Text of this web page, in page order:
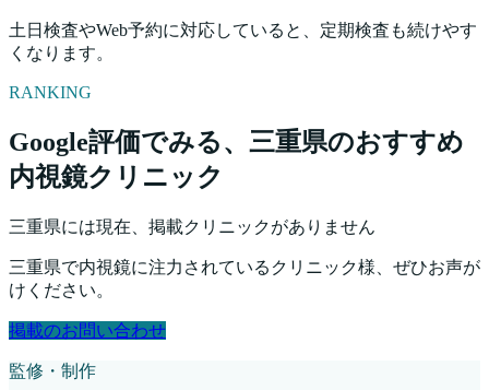
土日検査やWeb予約に対応していると、定期検査も続けやす
くなります。
RANKING
Google評価でみる、 三重県のおすすめ
内視鏡クリニック
三重県には現在、掲載クリニックがありません
三重県で内視鏡に注力されているクリニック様、ぜひお声が
けください。
掲載のお問い合わせ
監修・制作